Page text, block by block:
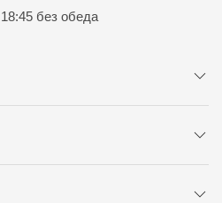
без обеда